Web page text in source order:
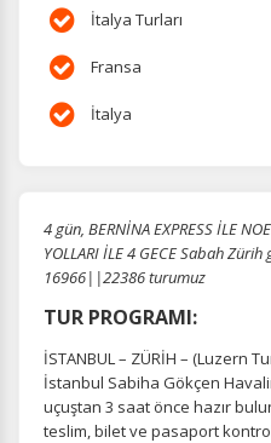
İtalya Turları
Fransa
İtalya
4 gün, BERNİNA EXPRESS İLE
YOLLARI İLE 4 GECE Sabah
16966||22386 turumuz
TUR PROGRAMI:
İSTANBUL – ZÜRİH – (Luzern
İstanbul Sabiha Gökçen
uçuştan 3 saat önce hazır
teslim, bilet ve pasaport